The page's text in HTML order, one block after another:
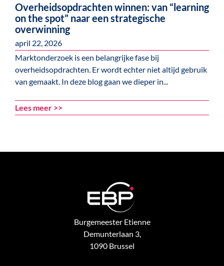
Overheidsopdrachten winnen: van “learning
on the spot” naar een strategische
overwinning
april 22, 2026
Marktonderzoek is een belangrijke fase bij
overheidsopdrachten. Er wordt echter niet altijd gebruik
van gemaakt. In deze blog gaan we dieper in...
Lees meer >>
Burgemeester Etienne
Demunterlaan 3,
1090 Brussel